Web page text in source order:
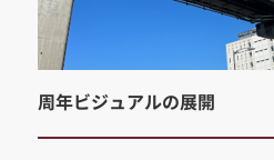
周年ビジュアルの展開